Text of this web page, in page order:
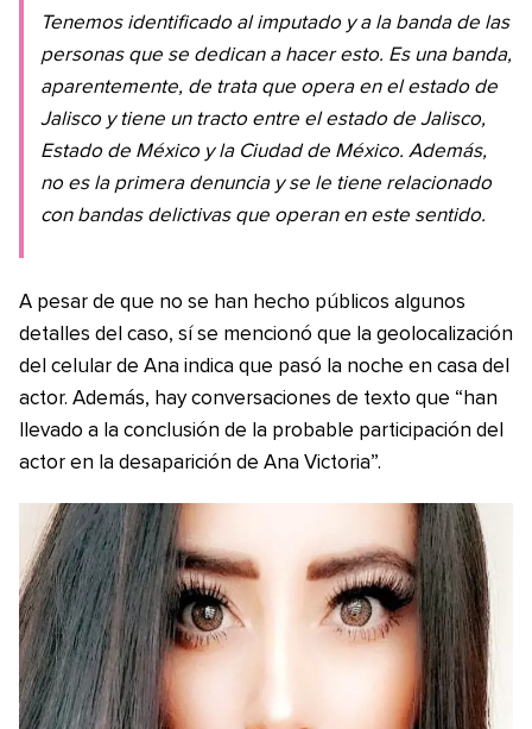
Tenemos identificado al imputado y a la banda de las
personas que se dedican a hacer esto. Es una banda,
aparentemente, de trata que opera en el estado de
Jalisco y tiene un tracto entre el estado de Jalisco,
Estado de México y la Ciudad de México. Además,
no es la primera denuncia y se le tiene relacionado
con bandas delictivas que operan en este sentido.
A pesar de que no se han hecho públicos algunos
detalles del caso, sí se mencionó que la geolocalización
del celular de Ana indica que pasó la noche en casa del
actor. Además, hay conversaciones de texto que “han
llevado a la conclusión de la probable participación del
actor en la desaparición de Ana Victoria”.